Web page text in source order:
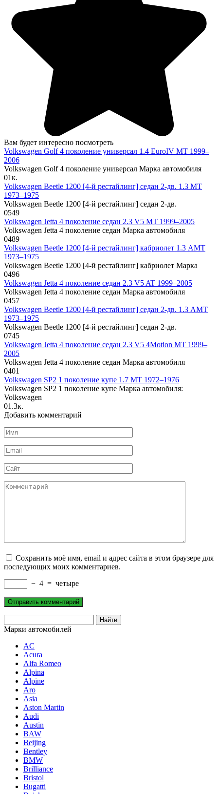
Вам будет интересно посмотреть
Volkswagen Golf 4 поколение универсал 1.4 EuroIV MT 1999–
2006
Volkswagen Golf 4 поколение универсал Марка автомобиля
01к.
Volkswagen Beetle 1200 [4-й рестайлинг] седан 2-дв. 1.3 MT
1973–1975
Volkswagen Beetle 1200 [4-й рестайлинг] седан 2-дв.
0549
Volkswagen Jetta 4 поколение седан 2.3 V5 MT 1999–2005
Volkswagen Jetta 4 поколение седан Марка автомобиля
0489
Volkswagen Beetle 1200 [4-й рестайлинг] кабриолет 1.3 AMT
1973–1975
Volkswagen Beetle 1200 [4-й рестайлинг] кабриолет Марка
0496
Volkswagen Jetta 4 поколение седан 2.3 V5 AT 1999–2005
Volkswagen Jetta 4 поколение седан Марка автомобиля
0457
Volkswagen Beetle 1200 [4-й рестайлинг] седан 2-дв. 1.3 AMT
1973–1975
Volkswagen Beetle 1200 [4-й рестайлинг] седан 2-дв.
0745
Volkswagen Jetta 4 поколение седан 2.3 V5 4Motion MT 1999–
2005
Volkswagen Jetta 4 поколение седан Марка автомобиля
0401
Volkswagen SP2 1 поколение купе 1.7 MT 1972–1976
Volkswagen SP2 1 поколение купе Марка автомобиля:
Volkswagen
01.3к.
Добавить комментарий
Имя
*
Email
*
Сайт
Комментарий
Сохранить моё имя, email и адрес сайта в этом браузере для
последующих моих комментариев.
− 4 = четыре
Марки автомобилей
AC
Acura
Alfa Romeo
Alpina
Alpine
Aro
Asia
Aston Martin
Audi
Austin
BAW
Beijing
Bentley
BMW
Brilliance
Bristol
Bugatti